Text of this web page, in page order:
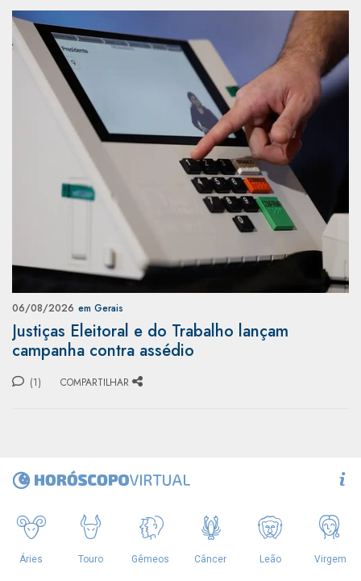
06/08/2026 em Gerais
Justiças Eleitoral e do Trabalho lançam
campanha contra assédio
(1) COMPARTILHAR